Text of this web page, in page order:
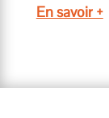
En savoir +